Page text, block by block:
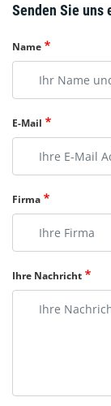
Senden Sie uns
Name
E-Mail
Firma
Ihre Nachricht